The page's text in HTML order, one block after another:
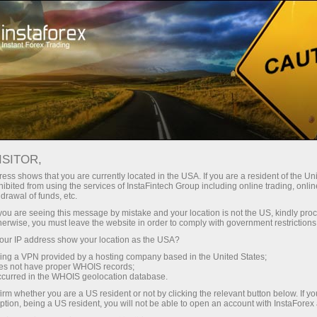
Mengenai InstaForex Berita Syarikat
Berita InstaForex
Apakah anda ingin tahu tentang semua semasa
acara, pertandingan dan perubahan dalam
InstaForex jadual perdagangan? Kemudian selamat
datang ke Berita halaman, di mana tentang bahan-
bahan yang paling penting, berguna dan menarik
shows that you are currently located in the USA. If you are a resident of the
from using the services of InstaFintech Group including online trading,
of funds, etc.
are seeing this message by mistake and your location is not the US, kindly
you must leave the website in order to comply with government
IP address show your location as the USA?
a VPN provided by a hosting company based in the United States;
not have proper WHOIS records;
in the WHOIS geolocation database.
whether you are a US resident or not by clicking the relevant button below. If
being a US resident, you will not be able to open an account with InstaForex